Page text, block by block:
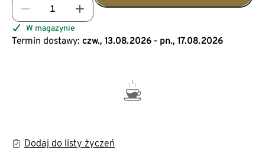
W magazynie
Termin dostawy: czw., 13.08.2026 - pn., 17.08.2026
Dodaj do listy życzeń